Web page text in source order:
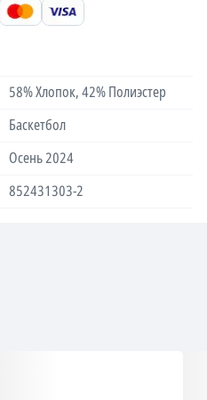
58% Хлопок, 42% Полиэстер
Баскетбол
Осень 2024
852431303-2